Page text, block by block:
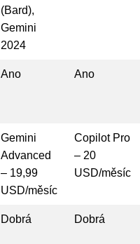
(Bard),
Gemini
2024
Ano Ano
Gemini
Advanced
– 19,99
USD/měsíc
Copilot Pro
– 20
USD/měsíc
Dobrá Dobrá